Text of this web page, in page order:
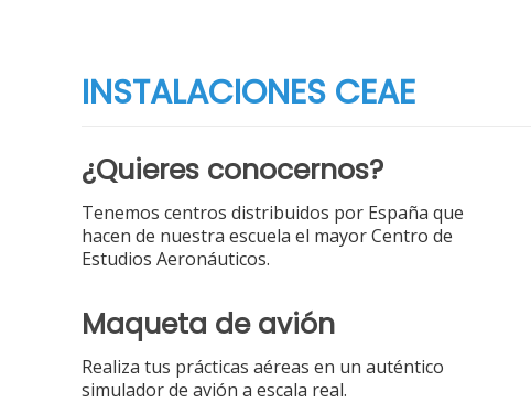
INSTALACIONES CEAE
¿Quieres conocernos?
Tenemos centros distribuidos por España que
hacen de nuestra escuela el mayor Centro de
Estudios Aeronáuticos.
Maqueta de avión
Realiza tus prácticas aéreas en un auténtico
simulador de avión a escala real.